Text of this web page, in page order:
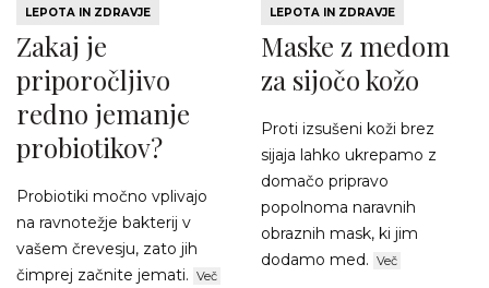
LEPOTA IN ZDRAVJE
Zakaj je
priporočljivo
redno jemanje
probiotikov?
Probiotiki močno vplivajo
na ravnotežje bakterij v
vašem črevesju, zato jih
čimprej začnite jemati. Več
LEPOTA IN ZDRAVJE
Maske z medom
za sijočo kožo
Proti izsušeni koži brez
sijaja lahko ukrepamo z
domačo pripravo
popolnoma naravnih
obraznih mask, ki jim
dodamo med. Več